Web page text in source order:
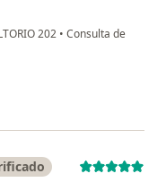
202 • Consulta de